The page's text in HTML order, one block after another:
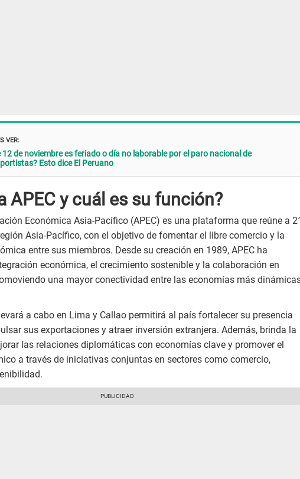
VER:
12 de noviembre es feriado o día no laborable por el paro nacional de
Esto dice El Peruano
APEC y cuál es su función?
Económica Asia-Pacífico (APEC) es una plataforma que reúne a 21
Asia-Pacífico, con el objetivo de fomentar el libre comercio y la
entre sus miembros. Desde su creación en 1989, APEC ha
económica, el crecimiento sostenible y la colaboración en
una mayor conectividad entre las economías más
a cabo en Lima y Callao permitirá al país fortalecer su presencia
sus exportaciones y atraer inversión extranjera. Además, brinda la
las relaciones diplomáticas con economías clave y promover el
a través de iniciativas conjuntas en sectores como comercio,